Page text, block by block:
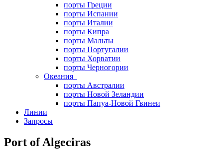
порты Греции
порты Испании
порты Италии
порты Кипра
порты Мальты
порты Португалии
порты Хорватии
порты Черногории
Океания
порты Австралии
порты Новой Зеландии
порты Папуа-Новой Гвинеи
Линии
Запросы
Port of Algeciras